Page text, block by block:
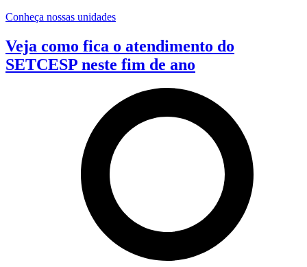
Conheça nossas unidades
Veja como fica o atendimento do
SETCESP neste fim de ano